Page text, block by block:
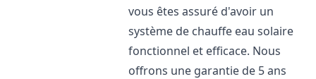
vous êtes assuré d'avoir un
système de chauffe eau solaire
fonctionnel et efficace. Nous
offrons une garantie de 5 ans